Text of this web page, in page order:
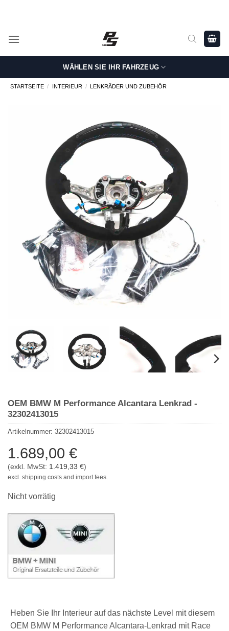
WÄHLEN SIE IHR FAHRZEUG
STARTSEITE / INTERIEUR / LENKRÄDER UND ZUBEHÖR
OEM BMW M Performance Alcantara Lenkrad -
32302413015
Artikelnummer: 32302413015
1.689,00 €
(exkl. MwSt: 1.419,33 €)
excl. shipping costs and import fees.
Nicht vorrätig
Heben Sie Ihr Interieur auf das nächste Level mit diesem
OEM BMW M Performance Alcantara-Lenkrad mit Race